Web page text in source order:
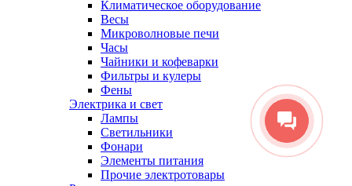
Климатическое оборудование
Весы
Микроволновые печи
Часы
Чайники и кофеварки
Фильтры и кулеры
Фены
Электрика и свет
Лампы
Светильники
Фонари
Элементы питания
Прочие электротовары